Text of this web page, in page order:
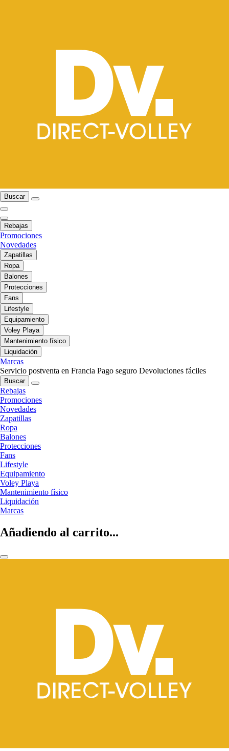
Buscar
Rebajas
Promociones
Novedades
Zapatillas
Ropa
Balones
Protecciones
Fans
Lifestyle
Equipamiento
Voley Playa
Mantenimiento físico
Liquidación
Marcas
Servicio postventa en Francia Pago seguro Devoluciones fáciles
Buscar
Rebajas
Promociones
Novedades
Zapatillas
Ropa
Balones
Protecciones
Fans
Lifestyle
Equipamiento
Voley Playa
Mantenimiento físico
Liquidación
Marcas
Añadiendo al carrito...